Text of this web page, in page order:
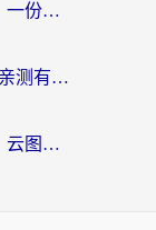
国外玩星战前夜需要注意的事项：一份来自老玩家的网络生存指南
在国外能玩剑灵2吗知乎？海外党亲测有效的国服游戏加速指南
在国外用什么加速器打少女前线：云图计划不卡？一个老玩家的掏心分享